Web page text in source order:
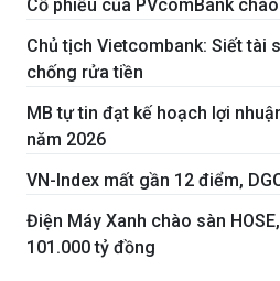
Cổ phiếu của PVcomBank
Chủ tịch Vietcombank: Siết tài
chống rửa tiền
MB tự tin đạt kế hoạch lợi
năm 2026
VN-Index mất gần 12 điểm,
Điện Máy Xanh chào sàn
101.000 tỷ đồng